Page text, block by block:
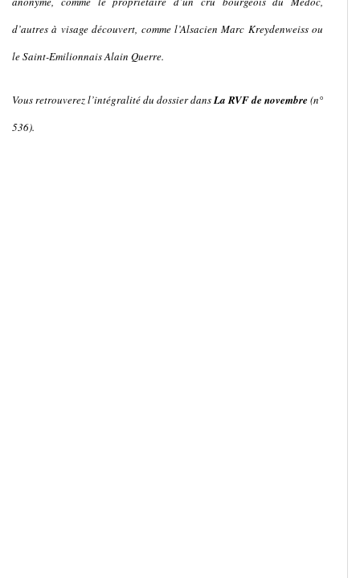
d’autres à visage découvert, comme l’Alsacien Marc Kreydenweiss ou
le Saint-Emilionnais Alain Querre.
Vous retrouverez l’intégralité du dossier dansLa RVF de novembre (n°
536).